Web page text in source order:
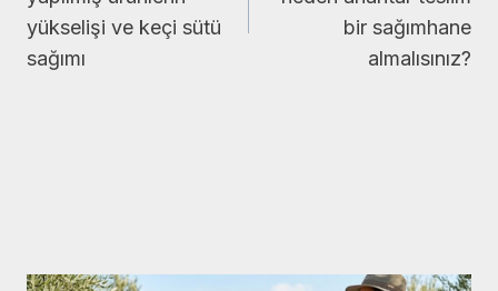
yükselişi ve keçi sütü
sağımı
bir sağımhane
almalısınız?